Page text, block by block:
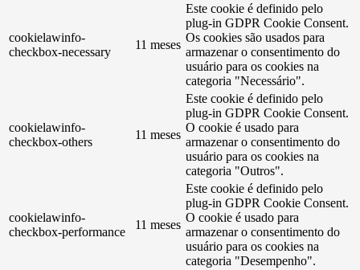
cookielawinfo-
checkbox-necessary
11 meses
Este cookie é definido pelo
plug-in GDPR Cookie Consent.
Os cookies são usados ​​para
armazenar o consentimento do
usuário para os cookies na
categoria "Necessário".
cookielawinfo-
checkbox-others
11 meses
Este cookie é definido pelo
plug-in GDPR Cookie Consent.
O cookie é usado para
armazenar o consentimento do
usuário para os cookies na
categoria "Outros".
cookielawinfo-
checkbox-performance
11 meses
Este cookie é definido pelo
plug-in GDPR Cookie Consent.
O cookie é usado para
armazenar o consentimento do
usuário para os cookies na
categoria "Desempenho".